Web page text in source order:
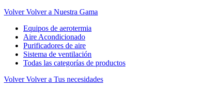
Volver Volver a Nuestra Gama
Equipos de aerotermia
Aire Acondicionado
Purificadores de aire
Sistema de ventilación
Todas las categorías de productos
Volver Volver a Tus necesidades